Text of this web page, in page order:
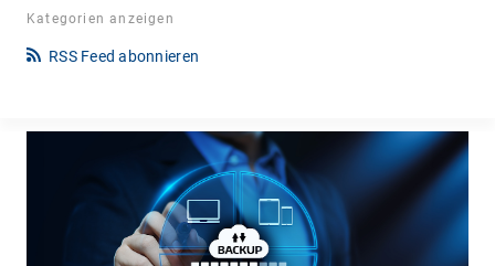
Kategorien anzeigen
RSS Feed abonnieren